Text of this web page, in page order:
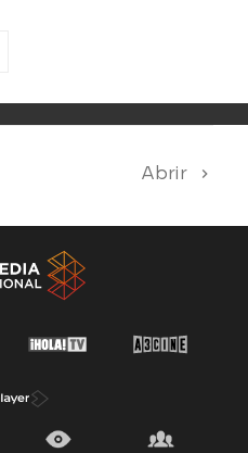
Abrir
El Hormiguero
Pasapalabra